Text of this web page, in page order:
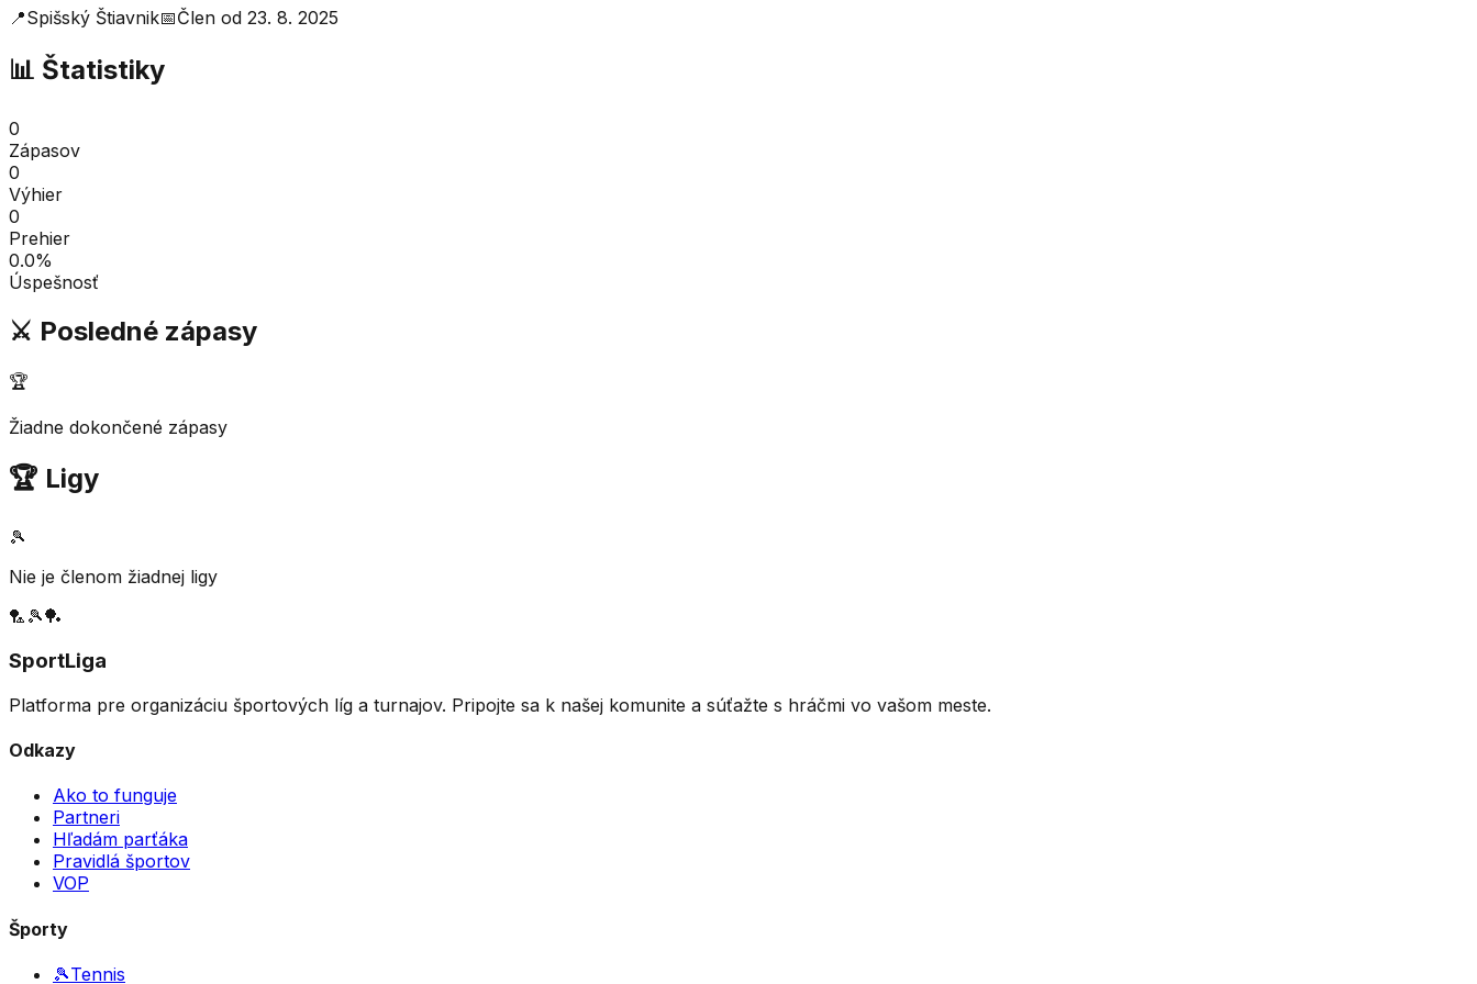
📍Spišský Štiavnik📅Člen od 23. 8. 2025
📊 Štatistiky
0
Zápasov
0
Výhier
0
Prehier
0.0%
Úspešnosť
⚔️ Posledné zápasy
🏆
Žiadne dokončené zápasy
🏆 Ligy
🎾
Nie je členom žiadnej ligy
🏸 🎾🏓
SportLiga
Platforma pre organizáciu športových líg a turnajov. Pripojte sa k našej komunite a súťažte s hráčmi vo vašom meste.
Odkazy
Ako to funguje
Partneri
Hľadám parťáka
Pravidlá športov
VOP
Športy
🎾Tennis